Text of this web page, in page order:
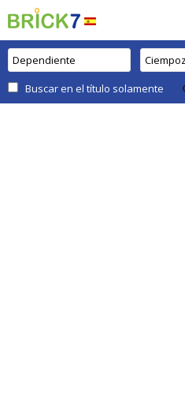
Buscar en el título solamente